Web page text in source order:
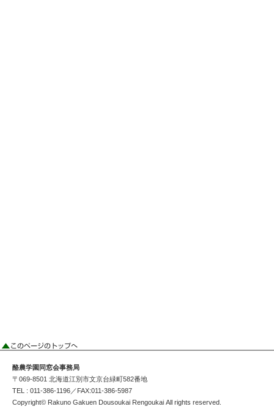
酪農学園同窓会事務局
〒069-8501 北海道江別市文京台緑町582番地
TEL : 011-386-1196／FAX:011-386-5987
Copyright© Rakuno Gakuen Dousoukai Rengoukai All rights reserved.